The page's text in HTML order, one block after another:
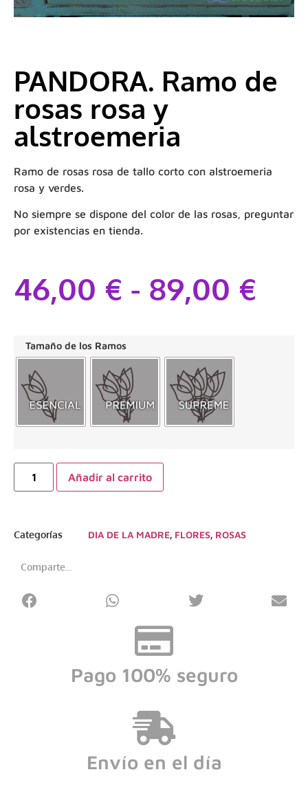
PANDORA. Ramo de
rosas rosa y
alstroemeria
Ramo de rosas rosa de tallo corto con alstroemeria
rosa y verdes.
No siempre se dispone del color de las rosas, preguntar
por existencias en tienda.
46,00 € - 89,00 €
Tamaño de los Ramos
Añadir al carrito
Categorías DIA DE LA MADRE, FLORES, ROSAS
Comparte...
Pago 100% seguro
Envío en el día